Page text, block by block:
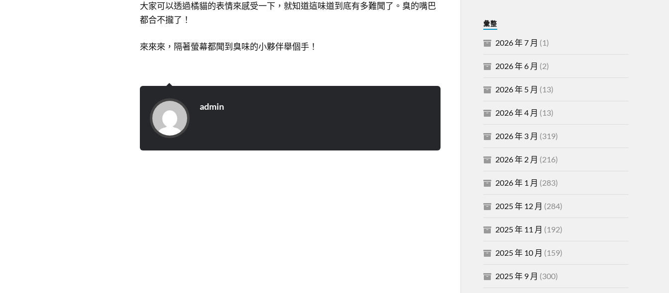
大家可以透過橘貓的表情來感受一下，就知道這味道到底有多難聞了。臭的嘴巴
都合不攏了！
來來來，隔著螢幕都聞到臭味的小夥伴舉個手！
admin
彙整
2026 年 7 月 (1)
2026 年 6 月 (2)
2026 年 5 月 (13)
2026 年 4 月 (13)
2026 年 3 月 (319)
2026 年 2 月 (216)
2026 年 1 月 (283)
2025 年 12 月 (284)
2025 年 11 月 (192)
2025 年 10 月 (159)
2025 年 9 月 (300)